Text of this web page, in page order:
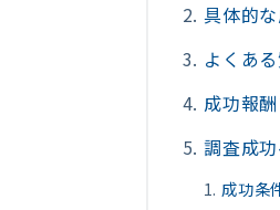
具体的
よくあ
成功報
調査成
成功条